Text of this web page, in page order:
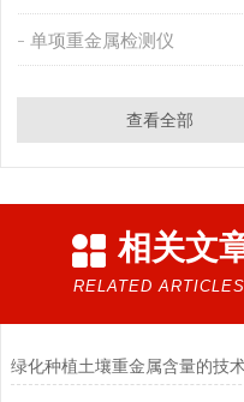
单项重金属检测仪
查看全部
相关文
RELATED ARTICLES